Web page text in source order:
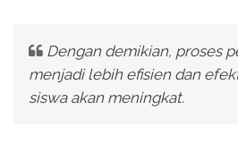
Dengan demikian, proses
menjadi lebih efisien dan
siswa akan meningkat.